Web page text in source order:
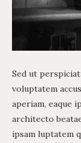
Sed ut
voluptatem
aperiam, eaque
architecto
ipsam luptatem